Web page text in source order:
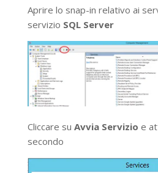
Aprire lo snap-in relativo ai
servizio SQL Server
Cliccare su Avvia Servizio e
secondo